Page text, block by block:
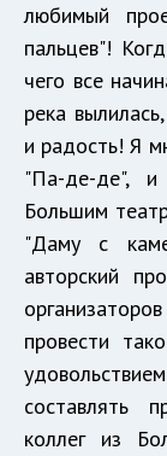
любимый
пальцев"!
чего все
река
и радость! Я
"Па-де-де",
Большим
"Даму с
авторский
провести
составлять
коллег из